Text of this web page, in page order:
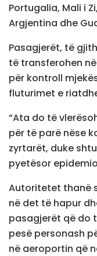
Portugalia, Mali i
Argjentina dhe
Pasagjerët, të
të transferohen
për kontroll
fluturimet e
“Ata do të
për të parë nëse
zyrtarët, duke
pyetësor
Autoritetet thanë
në det të hapur
pasagjerët që do
pesë personash
në aeroportin që